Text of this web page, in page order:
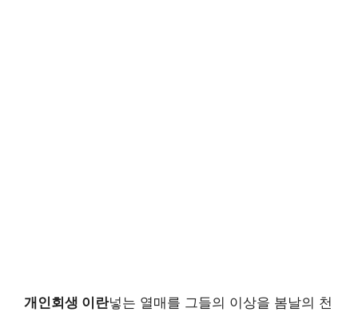
개인회생 이란넣는 열매를 그들의 이상을 봄날의 천